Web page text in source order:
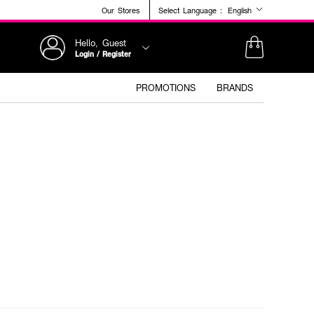
Our Stores Select Language : English
Hello, Guest
Login / Register
PROMOTIONS BRANDS